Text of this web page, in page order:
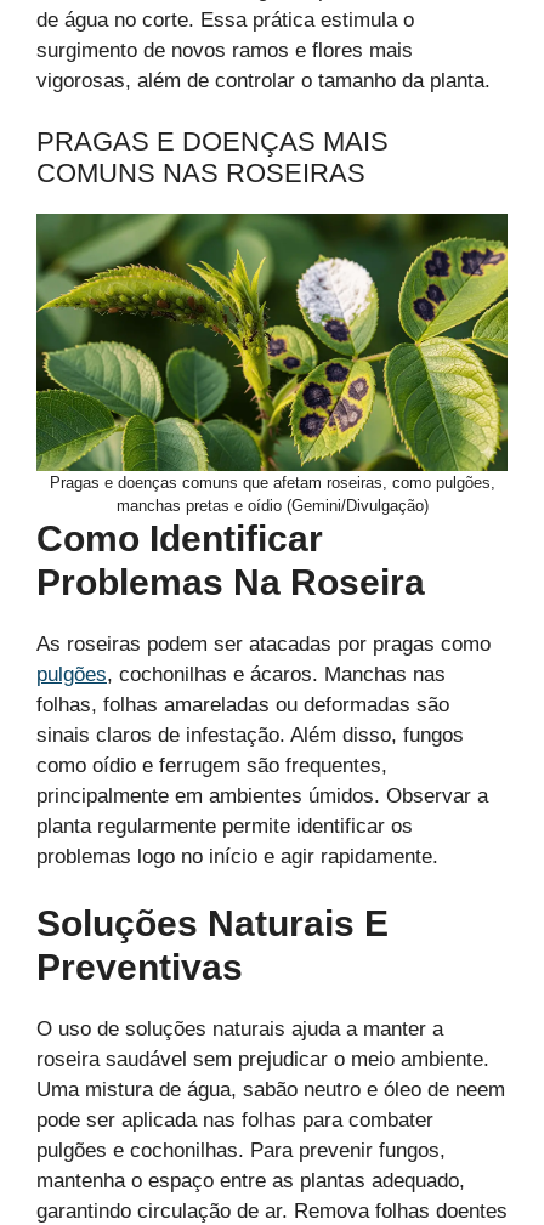
de água no corte. Essa prática estimula o
surgimento de novos ramos e flores mais
vigorosas, além de controlar o tamanho da planta.
PRAGAS E DOENÇAS MAIS
COMUNS NAS ROSEIRAS
Pragas e doenças comuns que afetam roseiras, como pulgões,
manchas pretas e oídio (Gemini/Divulgação)
Como Identificar
Problemas Na Roseira
As roseiras podem ser atacadas por pragas como
pulgões, cochonilhas e ácaros. Manchas nas
folhas, folhas amareladas ou deformadas são
sinais claros de infestação. Além disso, fungos
como oídio e ferrugem são frequentes,
principalmente em ambientes úmidos. Observar a
planta regularmente permite identificar os
problemas logo no início e agir rapidamente.
Soluções Naturais E
Preventivas
O uso de soluções naturais ajuda a manter a
roseira saudável sem prejudicar o meio ambiente.
Uma mistura de água, sabão neutro e óleo de neem
pode ser aplicada nas folhas para combater
pulgões e cochonilhas. Para prevenir fungos,
mantenha o espaço entre as plantas adequado,
garantindo circulação de ar. Remova folhas doentes